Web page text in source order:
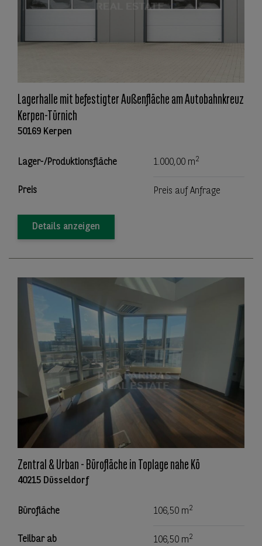
Lagerhalle mit befestigter Außenfläche am Autobahnkreuz
Kerpen-Türnich
50169 Kerpen
Lager-/Produktionsfläche 1.000,00 m2
Preis Preis auf Anfrage
Details anzeigen
Zentral & Urban - Bürofläche in Toplage nahe Kö
40215 Düsseldorf
Bürofläche 106,50 m2
Teilbar ab 106,50 m2